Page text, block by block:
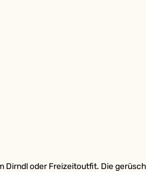
Dirndl oder Freizeitoutfit. Die